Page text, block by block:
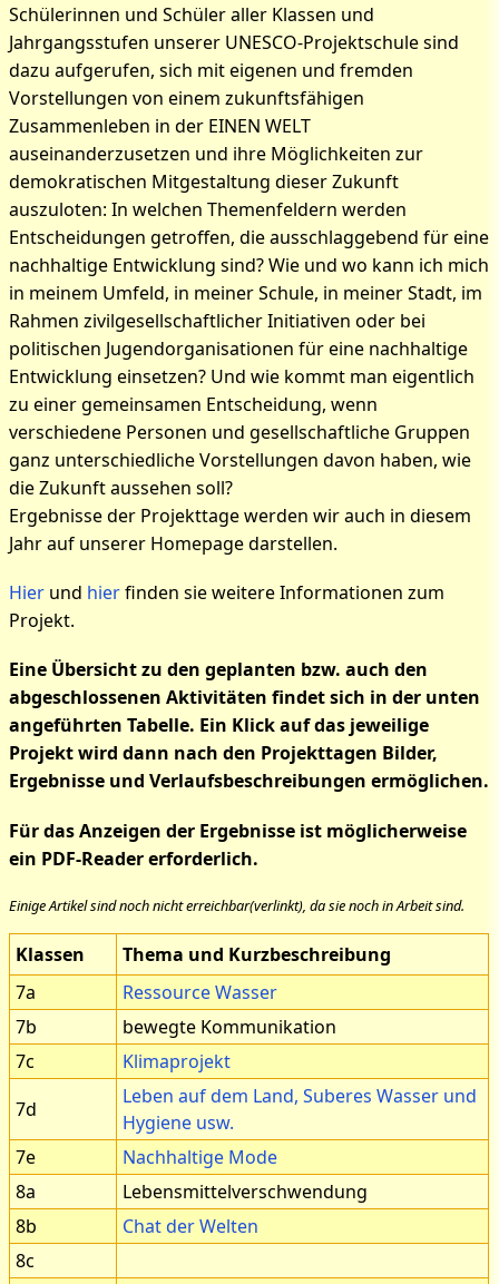
Schülerinnen und Schüler aller Klassen und
Jahrgangsstufen unserer UNESCO-Projektschule sind
dazu aufgerufen, sich mit eigenen und fremden
Vorstellungen von einem zukunftsfähigen
Zusammenleben in der EINEN WELT
auseinanderzusetzen und ihre Möglichkeiten zur
demokratischen Mitgestaltung dieser Zukunft
auszuloten: In welchen Themenfeldern werden
Entscheidungen getroffen, die ausschlaggebend für eine
nachhaltige Entwicklung sind? Wie und wo kann ich mich
in meinem Umfeld, in meiner Schule, in meiner Stadt, im
Rahmen zivilgesellschaftlicher Initiativen oder bei
politischen Jugendorganisationen für eine nachhaltige
Entwicklung einsetzen? Und wie kommt man eigentlich
zu einer gemeinsamen Entscheidung, wenn
verschiedene Personen und gesellschaftliche Gruppen
ganz unterschiedliche Vorstellungen davon haben, wie
die Zukunft aussehen soll?
Ergebnisse der Projekttage werden wir auch in diesem
Jahr auf unserer Homepage darstellen.
Hier und hierfinden sie weitere Informationen zum
Projekt.
Eine Übersicht zu den geplanten bzw. auch den
abgeschlossenen Aktivitäten findet sich in der unten
angeführten Tabelle. Ein Klick auf das jeweilige
Projekt wird dann nach den Projekttagen Bilder,
Ergebnisse und Verlaufsbeschreibungen ermöglichen.
Für das Anzeigen der Ergebnisse ist möglicherweise
ein PDF-Reader erforderlich.
Einige Artikel sind noch nicht erreichbar(verlinkt), da sie noch in Arbeit sind.
Klassen
Thema und Kurzbeschreibung
7a
Ressource Wasser
7b
bewegte Kommunikation
7c
Klimaprojekt
7d
Leben auf dem Land, Suberes Wasser und
Hygiene usw.
7e
Nachhaltige Mode
8a
Lebensmittelverschwendung
8b
Chat der Welten
8c